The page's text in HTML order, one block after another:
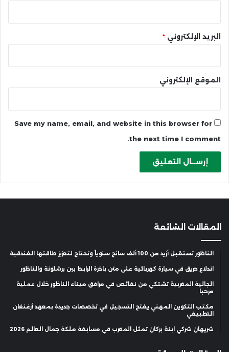
البريد الإلكتروني *
الموقع الإلكتروني
Save my name, email, and website in this browser for
the next time I comment.
المقالات الشائعة
الناظور تستقبل أزيد من 100 ألف سائح سنوياً وتحتاج لتعزيز طاقتها الفندقية
اندلاع حريق في سيارة كهربائية على متن باخرة الرابط بين برشلونة والناظور
الجالية المغربية تشتكي من نقائص في مرافق ميناء الناظور خلال عملية
مرحبا
مكتب التكوين المهني يفتح التسجيل في تخصصات جديدة بمعهد أزغنغان
التطبيقي
شريهان شركي ابنة بركان تمثل المغرب في مسابقة ملكة جمال العالم 2026